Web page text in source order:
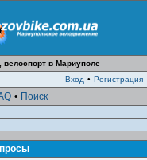
велоспорт в Мариуполе
Вход • Регистрация
• Поиск